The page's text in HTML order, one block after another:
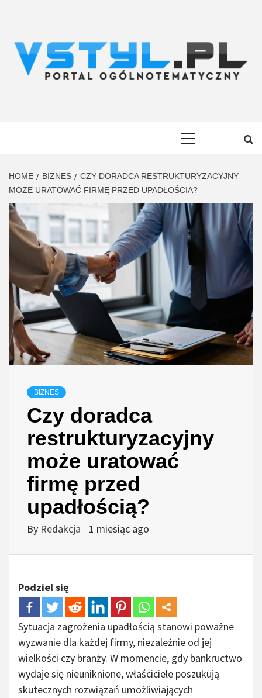
HOME BIZNES
CZY DORADCA RESTRUKTURYZACYJNY
MOŻE URATOWAĆ FIRMĘ PRZED UPADŁOŚCIĄ?
BIZNES
Czy doradca
restrukturyzacyjny
może uratować
firmę przed
upadłością?
By Redakcja 1 miesiąc ago
Podziel się
Sytuacja zagrożenia upadłością stanowi poważne
wyzwanie dla każdej firmy, niezależnie od jej
wielkości czy branży. W momencie, gdy bankructwo
wydaje się nieuniknione, właściciele poszukują
skutecznych rozwiązań umożliwiających